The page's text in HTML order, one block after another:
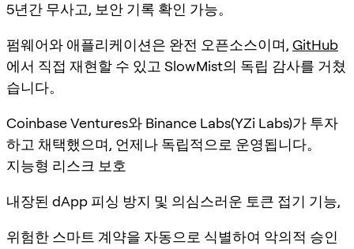
5년간 무사고, 보안 기록 확인 가능。
펌웨어와 애플리케이션은 완전 오픈소스이며, GitHub
에서 직접 재현할 수 있고 SlowMist의 독립 감사를 거쳤
습니다。
Coinbase Ventures와 Binance Labs(YZi Labs)가 투자
하고 채택했으며, 언제나 독립적으로 운영됩니다。
지능형 리스크 보호
내장된 dApp 피싱 방지 및 의심스러운 토큰 접기 기능,
위험한 스마트 계약을 자동으로 식별하여 악의적 승인